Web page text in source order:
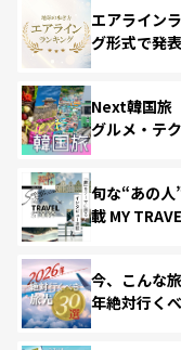
エアライン
グ形式で発表
Next韓国旅
グルメ・テ
旬な“あの人
載 MY
今、こんな
年絶対行く